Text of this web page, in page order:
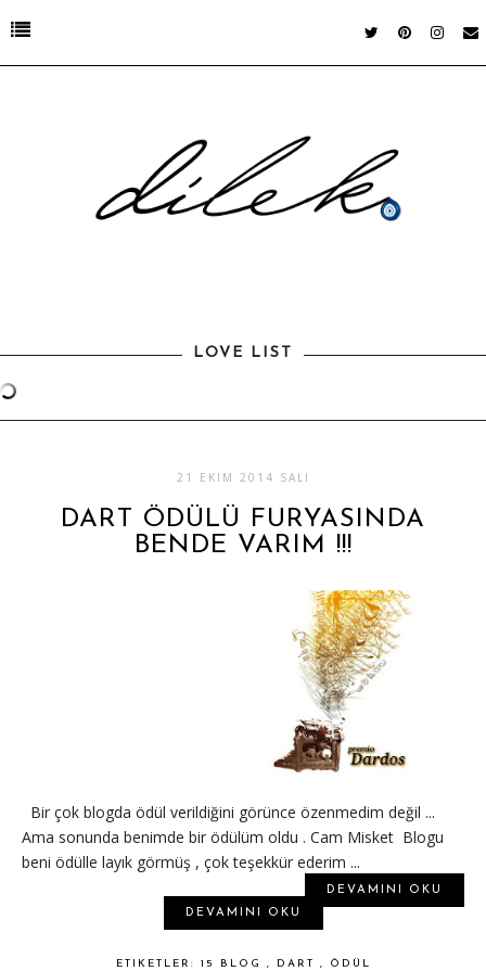
LOVE LIST
21 EKIM 2014 SALI
DART ÖDÜLÜ FURYASINDA
BENDE VARIM !!!
Bir çok blogda ödül verildiğini görünce özenmedim değil ...
Ama sonunda benimde bir ödülüm oldu . Cam Misket Blogu
beni ödülle layık görmüş , çok teşekkür ederim ...
DEVAMINI OKU
DEVAMINI OKU
ETIKETLER: 15 BLOG , DART ,
ÖDÜL